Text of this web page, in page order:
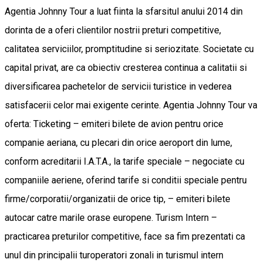
Agentia Johnny Tour a luat fiinta la sfarsitul anului 2014 din
dorinta de a oferi clientilor nostrii preturi competitive,
calitatea serviciilor, promptitudine si seriozitate. Societate cu
capital privat, are ca obiectiv cresterea continua a calitatii si
diversificarea pachetelor de servicii turistice in vederea
satisfacerii celor mai exigente cerinte. Agentia Johnny Tour va
oferta: Ticketing – emiteri bilete de avion pentru orice
companie aeriana, cu plecari din orice aeroport din lume,
conform acreditarii I.A.T.A., la tarife speciale – negociate cu
companiile aeriene, oferind tarife si conditii speciale pentru
firme/corporatii/organizatii de orice tip, – emiteri bilete
autocar catre marile orase europene. Turism Intern –
practicarea preturilor competitive, face sa fim prezentati ca
unul din principalii turoperatori zonali in turismul intern